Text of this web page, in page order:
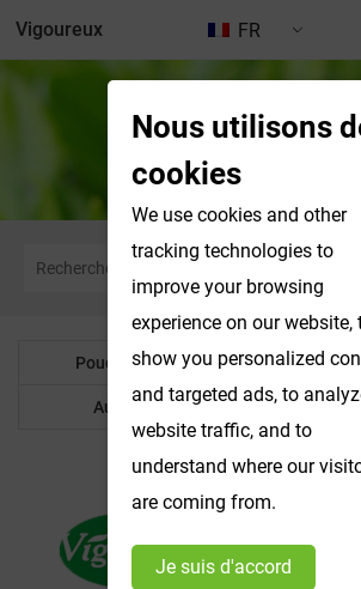
FR
Vigoureux
Poudre botanique
Poudre botanique Produits
Autre produit
Nous utilisons
cookies
We use cookies and other
tracking technologies to
improve your browsing
experience on our website,
show you personalized
and targeted ads, to
website traffic, and to
understand where our
are coming from.
Je suis d'accord